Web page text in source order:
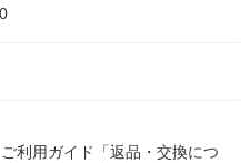
利用ガイド「返品・交換につ